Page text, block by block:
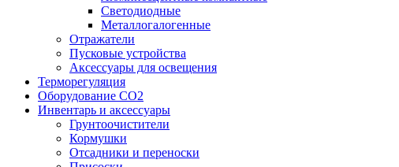
Светодиодные
Металлогалогенные
Отражатели
Пусковые устройства
Аксессуары для освещения
Терморегуляция
Оборудование CO2
Инвентарь и аксессуары
Грунтоочистители
Кормушки
Отсадники и переноски